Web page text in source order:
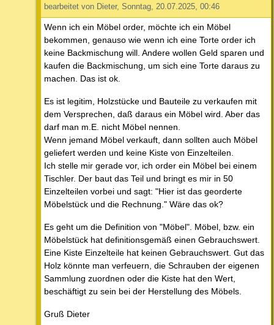
bearbeitet von Dieter, Sonntag, 20.07.2025, 00:46
Wenn ich ein Möbel order, möchte ich ein Möbel
bekommen, genauso wie wenn ich eine Torte order ich
keine Backmischung will. Andere wollen Geld sparen und
kaufen die Backmischung, um sich eine Torte daraus zu
machen. Das ist ok.
Es ist legitim, Holzstücke und Bauteile zu verkaufen mit
dem Versprechen, daß daraus ein Möbel wird. Aber das
darf man m.E. nicht Möbel nennen.
Wenn jemand Möbel verkauft, dann sollten auch Möbel
geliefert werden und keine Kiste von Einzelteilen.
Ich stelle mir gerade vor, ich order ein Möbel bei einem
Tischler. Der baut das Teil und bringt es mir in 50
Einzelteilen vorbei und sagt: "Hier ist das georderte
Möbelstück und die Rechnung." Wäre das ok?
Es geht um die Definition von "Möbel". Möbel, bzw. ein
Möbelstück hat definitionsgemäß einen Gebrauchswert.
Eine Kiste Einzelteile hat keinen Gebrauchswert. Gut das
Holz könnte man verfeuern, die Schrauben der eigenen
Sammlung zuordnen oder die Kiste hat den Wert,
beschäftigt zu sein bei der Herstellung des Möbels.
Gruß Dieter